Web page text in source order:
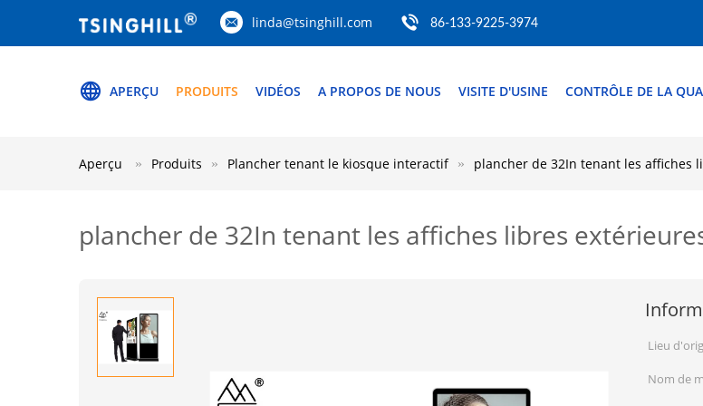
linda@tsinghill.com 86-133-9225-3974
APERÇU PRODUITS VIDÉOS A PROPOS DE NOUS VISITE D'USINE CONTRÔLE DE LA
Aperçu Produits Plancher tenant le kiosque interactif plancher de 32In tenant les affiches
plancher de 32In tenant les affiches libres
Lieu
Nom de